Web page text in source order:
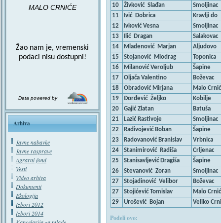
MALO CRNIĆE
Žao nam je, vremenski
podaci nisu dostupni!
Data powered by
Arhiva
Javne nabavke
Javne rasprave
Agrarni fond
Vesti
Video arhiva
Dokumenti
Ekologija
Izbori 2012
Izbori 2014
10
Živković Slađan
Smoljinac
11
Ivić Dobrica
Kravlji do
12
Ivković Vesna
Smoljinac
13
Ilić Dragan
Salakovac
14
Mladenović Marjan
Aljudovo
15
Stojanović Miodrag
Toponica
16
Milanović Veroljub
Šapine
17
Oljača Valentino
Boževac
18
Obradović Mirjana
Malo
19
Đorđević Željko
Kobilje
20
Gajić Zlatan
Batuša
21
Lazić Rastivoje
Smoljinac
22
Radivojević Boban
Šapine
23
Radovanović Branislav
Vrbnica
24
Stanimirović Radiša
Crljenac
25
Stanisavljević Dragiša
Šapine
26
Stevanović Zoran
Smoljinac
27
Stojadinović Velibor
Boževac
27
Stojićević Tomislav
Malo
29
Urošević Bojan Veliko
Podeli ovo: